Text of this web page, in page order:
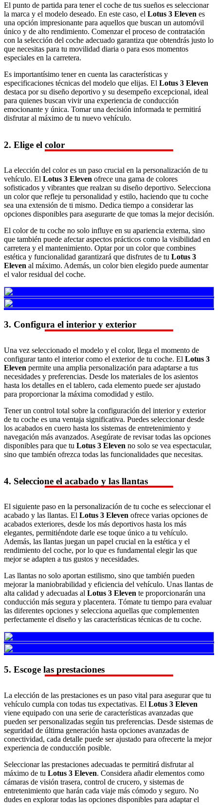
El punto de partida para tener el coche de tus sueños es seleccionar
la marca y el modelo deseado. En este caso, el Lotus 3 Eleven es
una opción impresionante para aquellos que buscan un automóvil
único y de alto rendimiento. Comenzar el proceso de contratación
con la selección del coche adecuado garantiza que obtendrás justo lo
que necesitas para tu movilidad diaria o para esos momentos
especiales en la carretera.
Es importantísimo tener en cuenta las características y
especificaciones técnicas del modelo que elijas. El Lotus 3 Eleven
destaca por su diseño deportivo y su desempeño excepcional, ideal
para quienes buscan vivir una experiencia de conducción
emocionante y única. Tomar una decisión informada te permitirá
disfrutar al máximo de tu nuevo vehículo.
2. Elige el color
La elección del color es un paso crucial en la personalización de tu
vehículo. El Lotus 3 Eleven ofrece una gama de colores
sofisticados y vibrantes que realzan su diseño deportivo. Selecciona
un color que refleje tu personalidad y estilo, haciendo que tu coche
sea una extensión de ti mismo. Dedica tiempo a considerar las
opciones disponibles para asegurarte de que tomas la mejor decisión.
El color de tu coche no solo influye en su apariencia externa, sino
que también puede afectar aspectos prácticos como la visibilidad en
carretera y el mantenimiento. Optar por un color que combines
estética y funcionalidad garantizará que disfrutes de tu Lotus 3
Eleven al máximo. Además, un color bien elegido puede aumentar
el valor residual del coche.
3. Configura el interior y exterior
Una vez seleccionado el modelo y el color, llega el momento de
configurar tanto el interior como el exterior de tu coche. El Lotus 3
Eleven permite una amplia personalización para adaptarse a tus
necesidades y preferencias. Desde los materiales de los asientos
hasta los detalles en el tablero, cada elemento puede ser ajustado
para proporcionar la máxima comodidad y estilo.
Tener un control total sobre la configuración del interior y exterior
de tu coche es una ventaja significativa. Puedes seleccionar desde
los acabados en cuero hasta los sistemas de entretenimiento y
navegación más avanzados. Asegúrate de revisar todas las opciones
disponibles para que tu Lotus 3 Eleven no solo se vea espectacular,
sino que también ofrezca todas las funcionalidades que necesitas.
4. Seleccione el acabado y las llantas
El siguiente paso en la personalización de tu coche es seleccionar el
acabado y las llantas. El Lotus 3 Eleven ofrece varias opciones de
acabados exteriores, desde los más deportivos hasta los más
elegantes, permitiéndote darle ese toque único a tu vehículo.
Además, las llantas juegan un papel crucial en la estética y el
rendimiento del coche, por lo que es fundamental elegir las que
mejor se adapten a tus gustos y necesidades.
Las llantas no solo aportan estilismo, sino que también pueden
mejorar la maniobrabilidad y eficiencia del vehículo. Unas llantas de
alta calidad y adecuadas al Lotus 3 Eleven te proporcionarán una
conducción más segura y placentera. Tómate tu tiempo para evaluar
las diferentes opciones y selecciona aquellas que complementen
perfectamente el diseño y las características técnicas de tu coche.
5. Escoge las prestaciones
La elección de las prestaciones es un paso vital para asegurar que tu
vehículo cumpla con todas tus expectativas. El Lotus 3 Eleven
viene equipado con una serie de características avanzadas que
pueden ser personalizadas según tus preferencias. Desde sistemas de
seguridad de última generación hasta opciones avanzadas de
conectividad, cada detalle puede ser ajustado para ofrecerte la mejor
experiencia de conducción posible.
Seleccionar las prestaciones adecuadas te permitirá disfrutar al
máximo de tu Lotus 3 Eleven. Considera añadir elementos como
cámaras de visión trasera, control de crucero, y sistemas de
entretenimiento que harán cada viaje más cómodo y seguro. No
dudes en explorar todas las opciones disponibles para adaptar el